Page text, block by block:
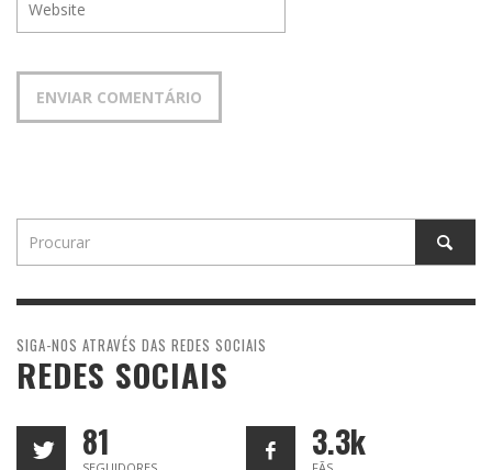
SIGA-NOS ATRAVÉS DAS REDES SOCIAIS
REDES SOCIAIS
81 3.3k